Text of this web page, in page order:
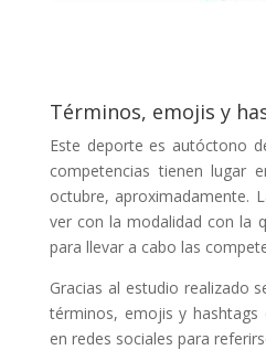
Términos, emojis y
Este deporte es autóctono
competencias tienen lugar
octubre, aproximadamente.
ver con la modalidad con la
para llevar a cabo las
Gracias al estudio realizado
términos, emojis y
en redes sociales para